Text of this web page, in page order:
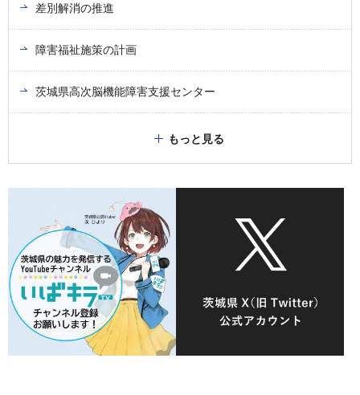
差別解消の推進
障害福祉施策の計画
茨城県高次脳機能障害支援センター
もっと見る